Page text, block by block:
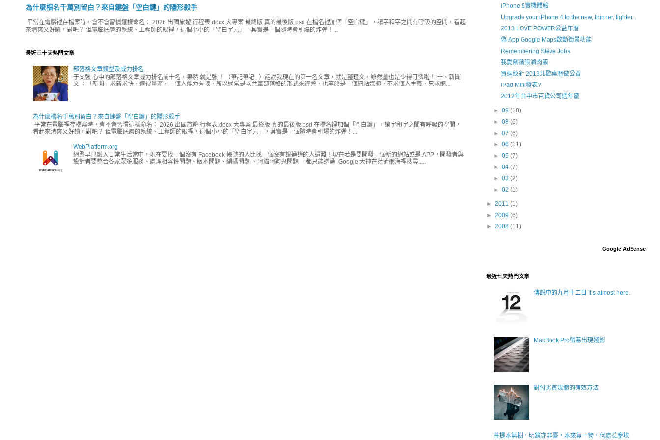
為什麼檔名千萬別留白？來自鍵盤「空白鍵」的隱形殺手
平常在電腦裡存檔案時，會不會習慣這樣命名： 2026 出國旅遊 行程表.docx 大專案 最終版 真的最後版.psd 在檔名裡加個「空白鍵」，讓字和字之間有呼吸的空間，看起
來清爽又好讀，對吧？ 但電腦底層的系統、工程師的眼裡，這個小小的「空白字元」，其實是一個隨時會引爆的炸彈！...
最近三十天熱門文章
部落格文章類型及威力排名
于文強 心中的部落格文章威力排名前十名，果然 就是強 ！（筆記筆記...）話說我現在的第一名文章，就是整理文，雖然量也是少得可憐啦！ 十、新聞
文 ：「新聞」求新求快，還得量產，一個人能力有限，所以通常是以共筆部落格的形式來經營，也等於是一個網站媒體，不求個人主義，只求網...
為什麼檔名千萬別留白？來自鍵盤「空白鍵」的隱形殺手
平常在電腦裡存檔案時，會不會習慣這樣命名： 2026 出國旅遊 行程表.docx 大專案 最終版 真的最後版.psd 在檔名裡加個「空白鍵」，讓字和字之間有呼吸的空間，
看起來清爽又好讀，對吧？ 但電腦底層的系統、工程師的眼裡，這個小小的「空白字元」，其實是一個隨時會引爆的炸彈！...
WebPlatform.org
網路早已融入日常生活當中，現在要找一個沒有 Facebook 帳號的人比找一個沒有說過謊的人還難！現在若是要開發一個新的網站或是 APP，開發者與
設計者要整合各家眾多服務、處理相容性問題、版本問題、編碼問題 、阿貓阿狗鬼問題 ，都只能透過 Google 大神在茫茫網海裡搜尋.....
iPhone 5實機體驗
Upgrade your iPhone 4 to the new, thinner, lighter...
2013 LOVE POWER公益年曆
偽 App Google Maps啟動街景功能
Remembering Steve Jobs
我愛鬍鬚張滷肉飯
買迴紋針 2013北歐桌曆做公益
iPad Mini發表?
2012年台中市百貨公司週年慶
►09(18)
►08(6)
►07(6)
►06(11)
►05(7)
►04(7)
►03(2)
►02(1)
► 2011 (1)
► 2009 (6)
► 2008 (11)
Google AdSense
最近七天熱門文章
傳說中的九月十二日 It’s almost here.
MacBook Pro螢幕出現殘影
對付劣質媒體的有效方法
萻提本無樹，明鏡亦非臺，本來無一物，何處惹塵埃